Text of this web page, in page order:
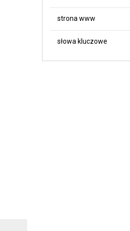
strona www
słowa kluczowe